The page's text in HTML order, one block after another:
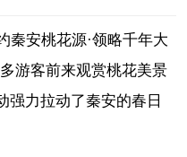
秦安桃花源·领略千年大
游客前来观赏桃花美景
强力拉动了秦安的春日